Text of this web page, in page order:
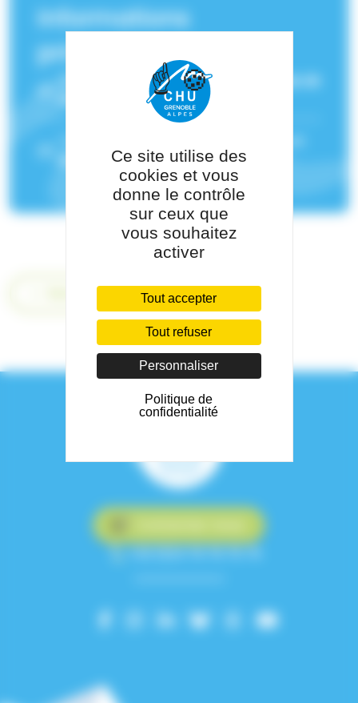
Informations
principales
Service(s) de rattachement :
Chirurgie de
l'arthrose et du sport
Mouvement Sud
+33 (0)4 76 76 75 75
Ce site utilise des
cookies et vous
donne le contrôle
sur ceux que
vous souhaitez
activer
Tout accepter
Tout refuser
Personnaliser
Politique de
confidentialité